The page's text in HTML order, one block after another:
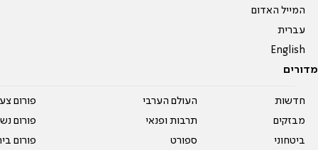
המייל האדום
עברית
English
מדורים
חדשות
מבזקים
ביטחוני
העולם הערבי
תרבות ופנאי
ספורט
פורום
פורום
פורום